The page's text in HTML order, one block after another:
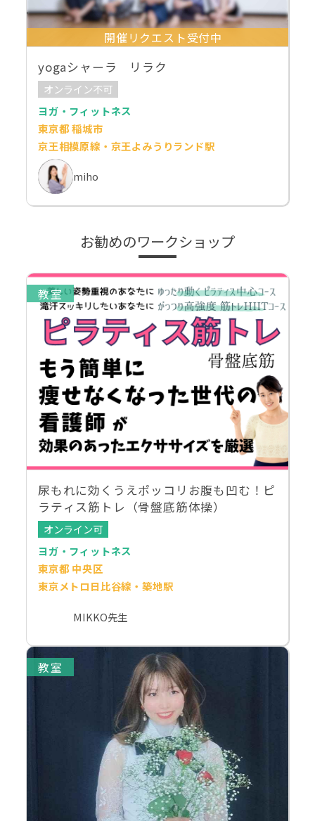
開催リクエスト受付中
yogaシャーラ リラク
オンライン不可
ヨガ・フィットネス
東京都 稲城市
京王相模原線・京王よみうりランド駅
miho
お勧めのワークショップ
教室
尿もれに効くうえポッコリお腹も凹む！ピ
ラティス筋トレ（骨盤底筋体操）
オンライン可
ヨガ・フィットネス
東京都 中央区
東京メトロ日比谷線・築地駅
MIKKO先生
教室